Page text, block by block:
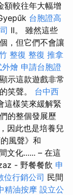
額較往年大幅增
台胞證高
II。 雖然這些
，但它們不會讓
整復 整復 推拿
燴 申請台胞證
示這款遊戲非常
笑聲。 台中西
這樣笑來緩解緊
的整個發展歷
因此也是培養兒
風聲》和
文化...... – 在這
- 野餐餐飲 申
位行銷公司 民間
精油按摩 設立公